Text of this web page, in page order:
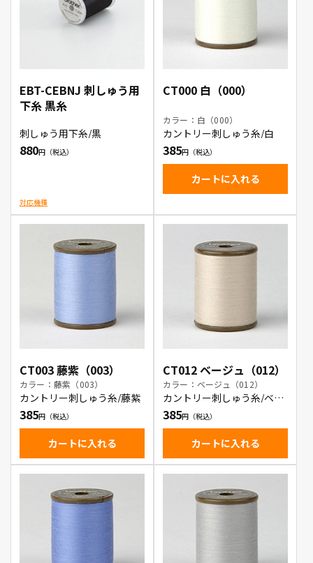
EBT-CEBNJ 刺しゅう用
下糸 黒糸
刺しゅう用下糸/黒
880
対応機種
CT000 白（000）
カラー：白（000）
カントリー刺しゅう糸/白
385
カートに入れる
CT003 藤紫（003）
カラー：藤紫（003）
カントリー刺しゅう糸/藤紫
385
カートに入れる
CT012 ベージュ（012）
カラー：ベージュ（012）
カントリー刺しゅう糸/ベー
ジュ
385
カートに入れる